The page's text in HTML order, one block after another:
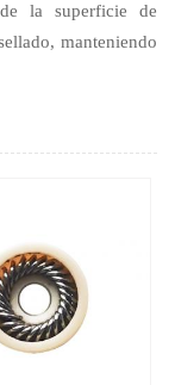
la superficie de
manteniendo